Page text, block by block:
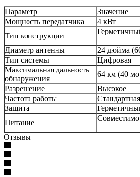
Параметр
Значение
Мощность передатчика
4 кВт
Тип конструкции
Диаметр антенны
24 дюйма
Тип системы
Цифровая
Максимальная дальность
обнаружения
64 км (40
Разрешение
Высокое
Частота работы
Защита
Питание
Совместимо
Отзывы